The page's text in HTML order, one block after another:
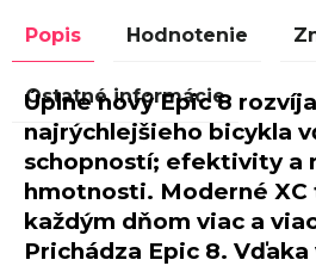
Popis Hodnotenie
Ostatné informácie
Úplne nový Epic 8
najrýchlejšieho bicykla
schopností; efektivity a
hmotnosti. Moderné XC
každým dňom viac a
Prichádza Epic 8.